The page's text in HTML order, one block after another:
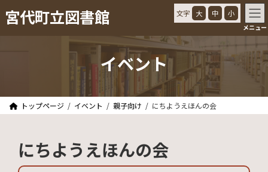
ン
プ
ビ
動
宮代町立図書館 文字 大 中 小
メニュー
イベント
トップページ イベント 親子向け にちようえほんの会
にちようえほんの会